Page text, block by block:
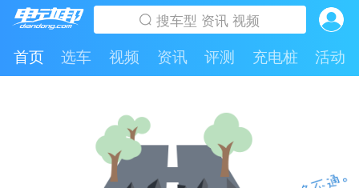
首页 选车 视频 资讯 评测 充电桩 活动